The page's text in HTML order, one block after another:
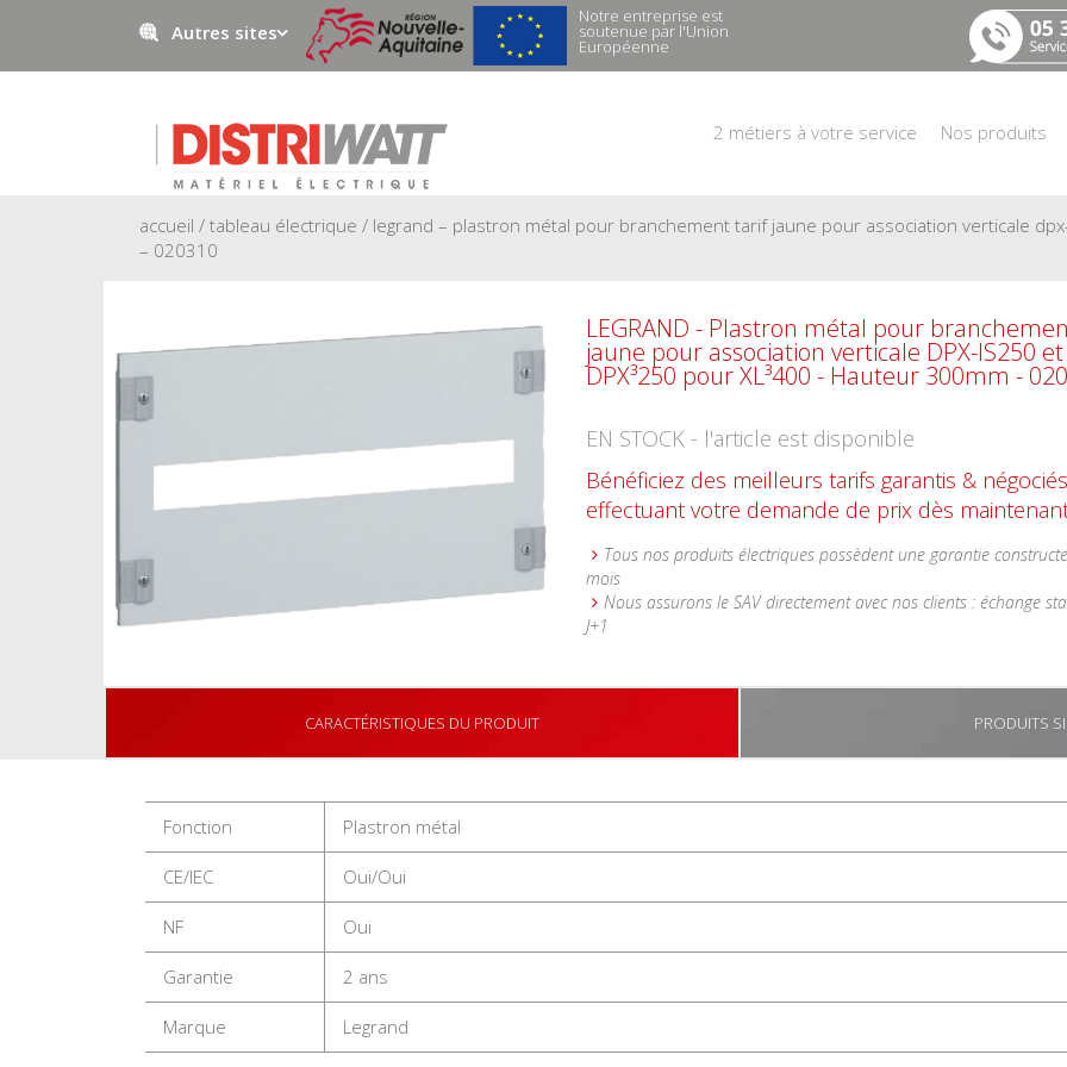
2 métiers à votre service Nos produits
Autres sites
Negowatt
Prestawatt
Notre entreprise est
soutenue par l'Union
Européenne
accueil / tableau électrique / legrand – plastron métal pour branchement tarif jaune pour association verticale
– 020310
LEGRAND - Plastron métal pour
jaune pour association verticale DPX-IS250 et
DPX³250 pour XL³400 - Hauteur 300mm -
EN STOCK - l'article est disponible
Bénéficiez des meilleurs tarifs garantis &
effectuant votre demande de prix dès
Tous nos produits électriques possèdent une garantie
mois
Nous assurons le SAV directement avec nos clients : échange
J+1
CARACTÉRISTIQUES DU PRODUIT PRODUITS
Fonction Plastron métal
CE/IEC Oui/Oui
NF Oui
Garantie 2 ans
Marque Legrand